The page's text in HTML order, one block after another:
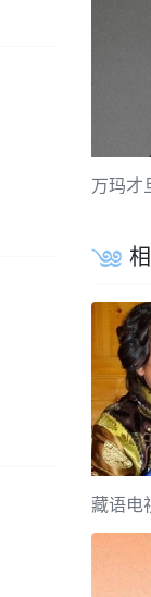
万玛才
藏语电